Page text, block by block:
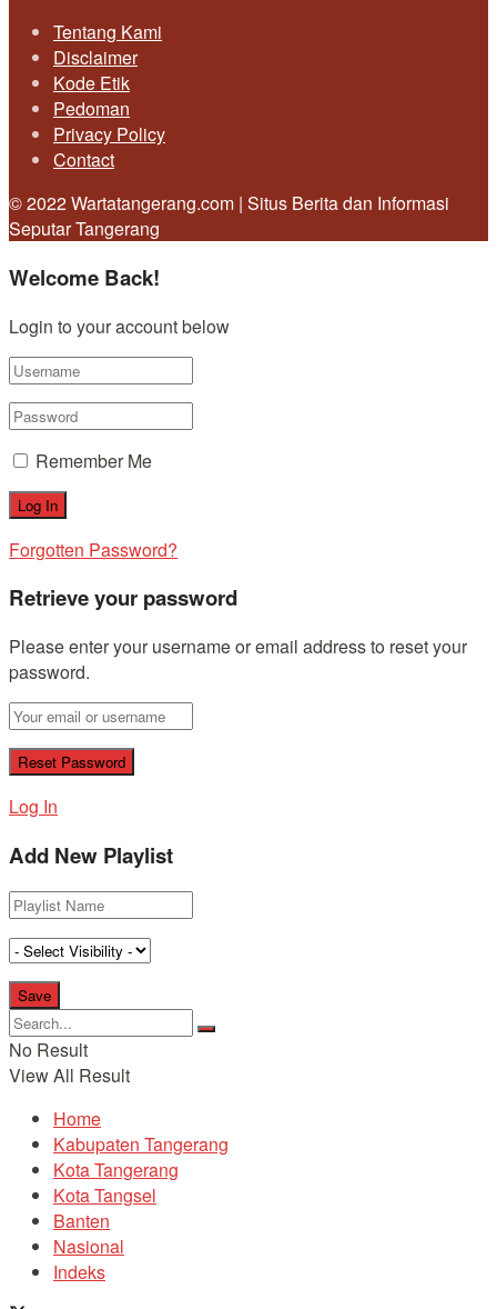
Tentang Kami
Disclaimer
Kode Etik
Pedoman
Privacy Policy
Contact
© 2022 Wartatangerang.com | Situs Berita dan Informasi
Seputar Tangerang
Welcome Back!
Login to your account below
Remember Me
Forgotten Password?
Retrieve your password
Please enter your username or email address to reset your
password.
Log In
Add New Playlist
No Result
View All Result
Home
Kabupaten Tangerang
Kota Tangerang
Kota Tangsel
Banten
Nasional
Indeks